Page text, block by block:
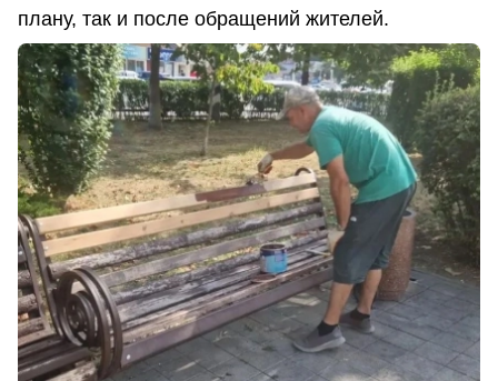
плану, так и после обращений жителей.